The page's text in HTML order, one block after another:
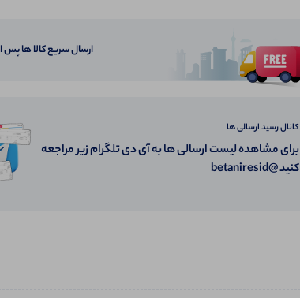
ارسال سریع کالا ها
کانال رسید ارسالی ها
برای مشاهده لیست ارسالی ها به آی دی تلگرام زیر مراجعه
کنید @betaniresid